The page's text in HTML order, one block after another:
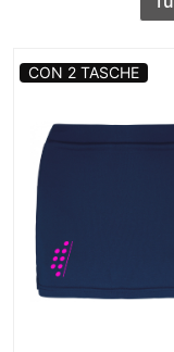
CON 2 TASCHE